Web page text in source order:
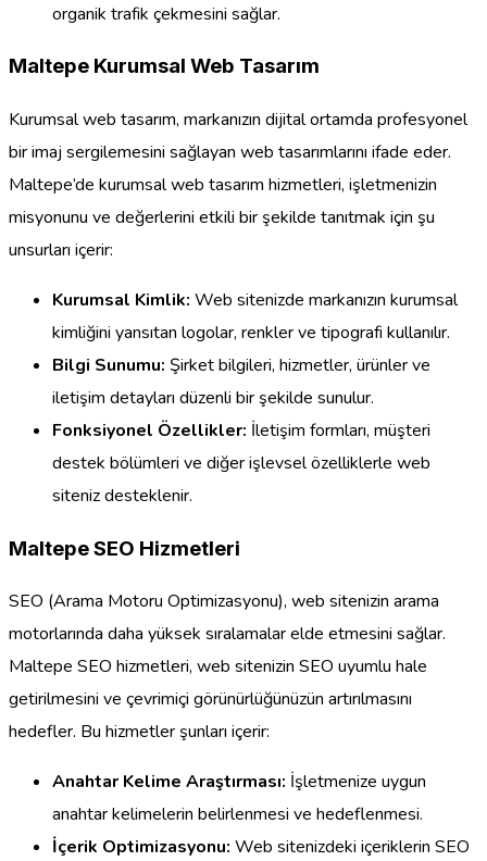
organik trafik çekmesini sağlar.
Maltepe Kurumsal Web Tasarım
Kurumsal web tasarım, markanızın dijital ortamda profesyonel
bir imaj sergilemesini sağlayan web tasarımlarını ifade eder.
Maltepe’de kurumsal web tasarım hizmetleri, işletmenizin
misyonunu ve değerlerini etkili bir şekilde tanıtmak için şu
unsurları içerir:
Kurumsal Kimlik: Web sitenizde markanızın kurumsal
kimliğini yansıtan logolar, renkler ve tipografi kullanılır.
Bilgi Sunumu: Şirket bilgileri, hizmetler, ürünler ve
iletişim detayları düzenli bir şekilde sunulur.
Fonksiyonel Özellikler: İletişim formları, müşteri
destek bölümleri ve diğer işlevsel özelliklerle web
siteniz desteklenir.
Maltepe SEO Hizmetleri
SEO (Arama Motoru Optimizasyonu), web sitenizin arama
motorlarında daha yüksek sıralamalar elde etmesini sağlar.
Maltepe SEO hizmetleri, web sitenizin SEO uyumlu hale
getirilmesini ve çevrimiçi görünürlüğünüzün artırılmasını
hedefler. Bu hizmetler şunları içerir:
Anahtar Kelime Araştırması: İşletmenize uygun
anahtar kelimelerin belirlenmesi ve hedeflenmesi.
İçerik Optimizasyonu: Web sitenizdeki içeriklerin SEO